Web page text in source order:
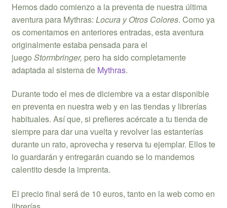
Hemos dado comienzo a la preventa de nuestra última
aventura para Mythras: Locura y Otros Colores. Como ya
os comentamos en anteriores entradas, esta aventura
originalmente estaba pensada para el
juego Stormbringer, pero ha sido completamente
adaptada al sistema de Mythras.
Durante todo el mes de diciembre va a estar disponible
en preventa en nuestra web y en las tiendas y librerías
habituales. Así que, si prefieres acércate a tu tienda de
siempre para dar una vuelta y revolver las estanterías
durante un rato, aprovecha y reserva tu ejemplar. Ellos te
lo guardarán y entregarán cuando se lo mandemos
calentito desde la imprenta.
El precio final será de 10 euros, tanto en la web como en